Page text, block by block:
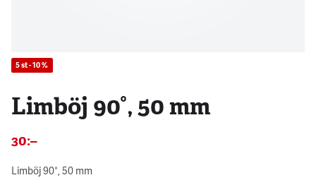
5 st - 10 %
Limböj 90°, 50 mm
30:–
Limböj 90°, 50 mm